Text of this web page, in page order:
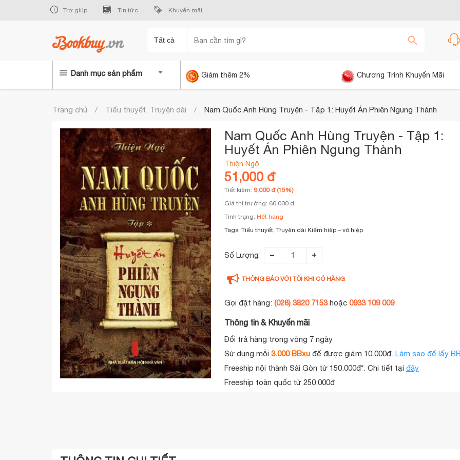
Trợ giúp Tin tức Khuyến mãi
Tất cả
Danh mục sản phẩm Giảm thêm 2% Chương Trình Khuyến Mãi
Trang chủ Tiểu thuyết, Truyện dài Nam Quốc Anh Hùng Truyện - Tập 1: Huyết Án Phiên Ngung Thành
Nam Quốc Anh Hùng Truyện - Tập 1:
Huyết Án Phiên Ngung Thành
Thiện Ngộ
51,000 đ
Tiết kiệm: 9,000 đ (15%)
Giá thị trường: 60,000 đ
Tình trạng: Hết hàng
Tags: Tiểu thuyết, Truyện dài Kiếm hiệp – võ hiệp
Số Lượng:
THÔNG BÁO VỚI TÔI KHI CÓ HÀNG
Gọi đặt hàng: (028) 3820 7153hoặc 0933 109 009
Thông tin & Khuyến mãi
Đổi trả hàng trong vòng 7 ngày
Sử dụng mỗi 3.000 BBxu để được giảm 10.000đ. Làm sao để lấy
Freeship nội thành Sài Gòn từ 150.000đ*. Chi tiết tại đây
Freeship toàn quốc từ 250.000đ